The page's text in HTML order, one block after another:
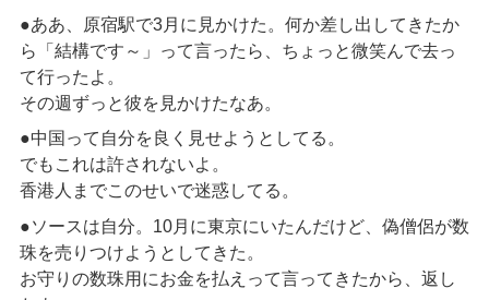
●ああ、原宿駅で3月に見かけた。何か差し出してきたか
ら「結構です～」って言ったら、ちょっと微笑んで去っ
て行ったよ。
その週ずっと彼を見かけたなあ。
●中国って自分を良く見せようとしてる。
でもこれは許されないよ。
香港人までこのせいで迷惑してる。
●ソースは自分。10月に東京にいたんだけど、偽僧侶が数
珠を売りつけようとしてきた。
お守りの数珠用にお金を払えって言ってきたから、返し